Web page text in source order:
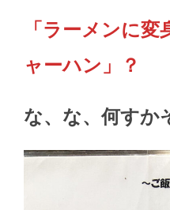
「ラーメンに
ャーハン」？
な、な、何すか